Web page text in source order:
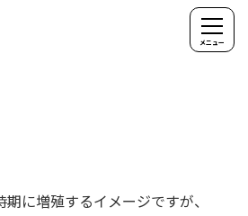
に増殖するイメージですが、